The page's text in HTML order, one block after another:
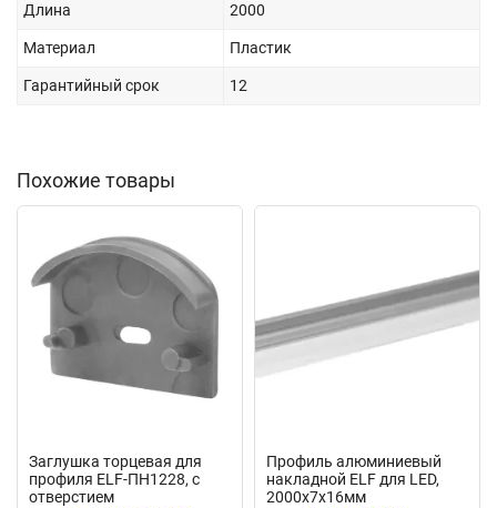
Длина 2000
Материал Пластик
Гарантийный срок 12
Похожие товары
Заглушка торцевая для
профиля ELF-ПН1228, с
отверстием
Профиль алюминиевый
накладной ELF для LED,
2000х7х16мм